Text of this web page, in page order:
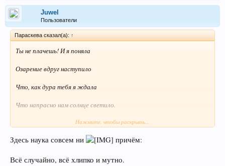
Juwel
Пользователи
Параскева сказал(а): ↑
Ты не плачешь! И я поняла
Озарение вдруг наступило
Что, как дура тебя я ждала
Что напрасно нам солнце светило.
Не везет с мужиками хоть вой
Кругом БЯки и.....цифры впридачу
Где же ты мой последний герой
Нажмите, чтобы раскрыть...
Здесь наука совсем ни причём:
Всё случайно, всё хлипко и мутно.